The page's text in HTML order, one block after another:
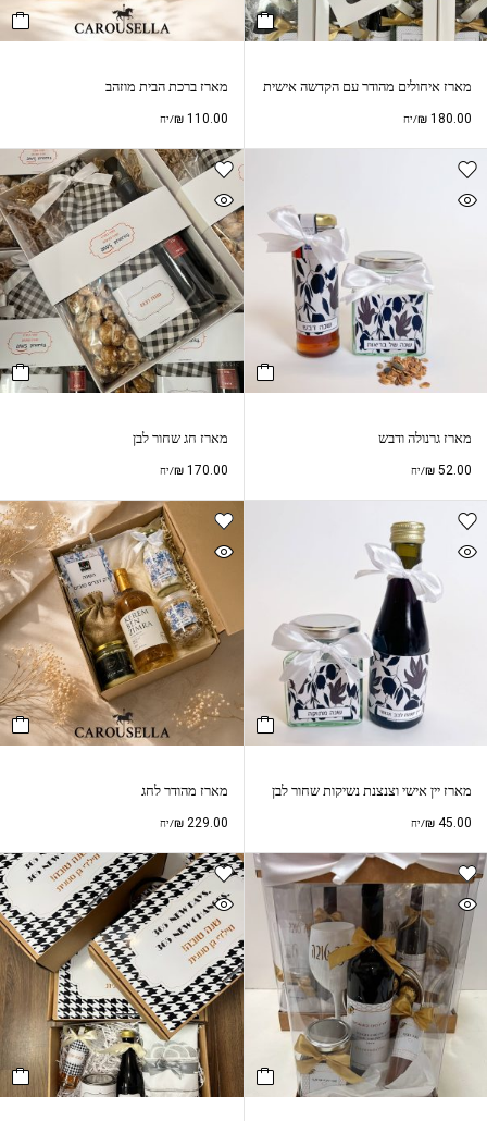
מארז איחולים מהודר עם הקדשה אישית
₪ 180.00 /יח
מארז ברכת הבית מוזהב
₪110.00 /יח
מארז גרנולה ודבש
₪ 52.00 /יח
מארז חג שחור לבן
₪170.00 /יח
מארז יין אישי וצנצנת נשיקות שחור לבן
₪ 45.00 /יח
מארז מהודר לחג
₪229.00 /יח